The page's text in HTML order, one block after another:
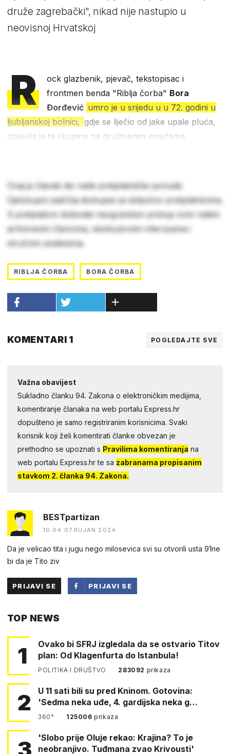
druže zagrebački", nikad nije nastupio u
neovisnoj Hrvatskoj
R
ock glazbenik, pjevač, tekstopisac i
frontmen benda "Riblja čorba" Bora
Đorđević umro je u srijedu u u 72. godini u
ljubljanskoj bolnici,gdje se liječio od jake upale pluća,
objavila je ta skupina na društvenim mrežama.
Ovaj je članak dio naše pretplatničke ponude.
Cjelokupni sadržaj dostupan je isključivo pretplatnicima.
S pretplatom dobivate neograničen pristup svim našim
arhiviranim člancima, ekskluzivnim intervjuima i
stručnim analizama.
RIBLJA ČORBA BORA ČORBA
KOMENTARI 1 POGLEDAJTE SVE
Važna obavijest
Sukladno članku 94. Zakona o elektroničkim medijima,
komentiranje članaka na web portalu Express.hr
dopušteno je samo registriranim korisnicima. Svaki
korisnik koji želi komentirati članke obvezan je
prethodno se upoznati s Pravilima komentiranja na
web portalu Express.hr te sa zabranama propisanim
stavkom 2. članka 94. Zakona.
BESTpartizan
10:04 07.RUJAN 2024.
Da je velicao tita i jugu nego milosevica svi su otvorili usta 91ne
bi da je Tito ziv
PRIJAVI SE
PRIJAVI SE
TOP NEWS
1
Ovako bi SFRJ izgledala da se ostvario Titov
plan: Od Klagenfurta do Istanbula!
POLITIKA I DRUŠTVO 283092 prikaza
2
U 11 sati bili su pred Kninom. Gotovina:
'Sedma neka uđe, 4. gardijska neka g…
360° 125006prikaza
'Slobo prije Oluje rekao: Krajina? To je
neobranjivo. Tuđmana zvao Krivousti'